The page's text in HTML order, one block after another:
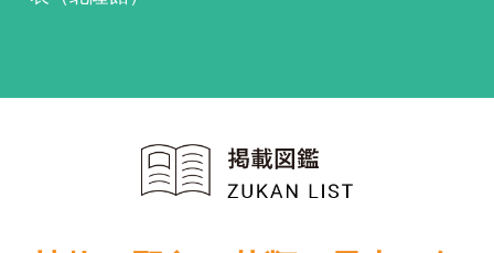
類ほか51冊の生物図鑑を使
い放題